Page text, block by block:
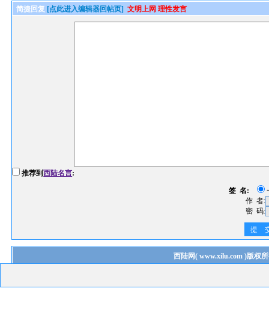
简捷回复 [点此进入编辑器回帖页] 文明上网 理性发言
推荐到西陆名言:
签 名:
作 者:
密 码:
提
西陆网( www.xilu.com)版权